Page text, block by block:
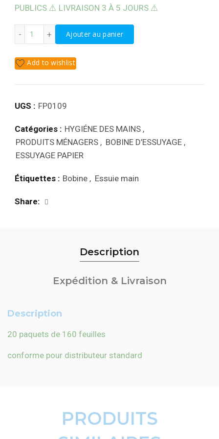
PUBLICS ⚠️ LIVRAISON 3 À 5 JOURS ⚠️
Ajouter au panier
Add to wishlist
UGS : FP0109
Catégories : HYGIÉNE DES MAINS ,
PRODUITS MÉNAGERS , BOBINE D’ESSUYAGE ,
ESSUYAGE PAPIER
Étiquettes : Bobine , Essuie main
Share
Description
Expédition & Livraison
Description
20 paquets de 160 feuilles
conforme pour distributeur standard
PRODUITS